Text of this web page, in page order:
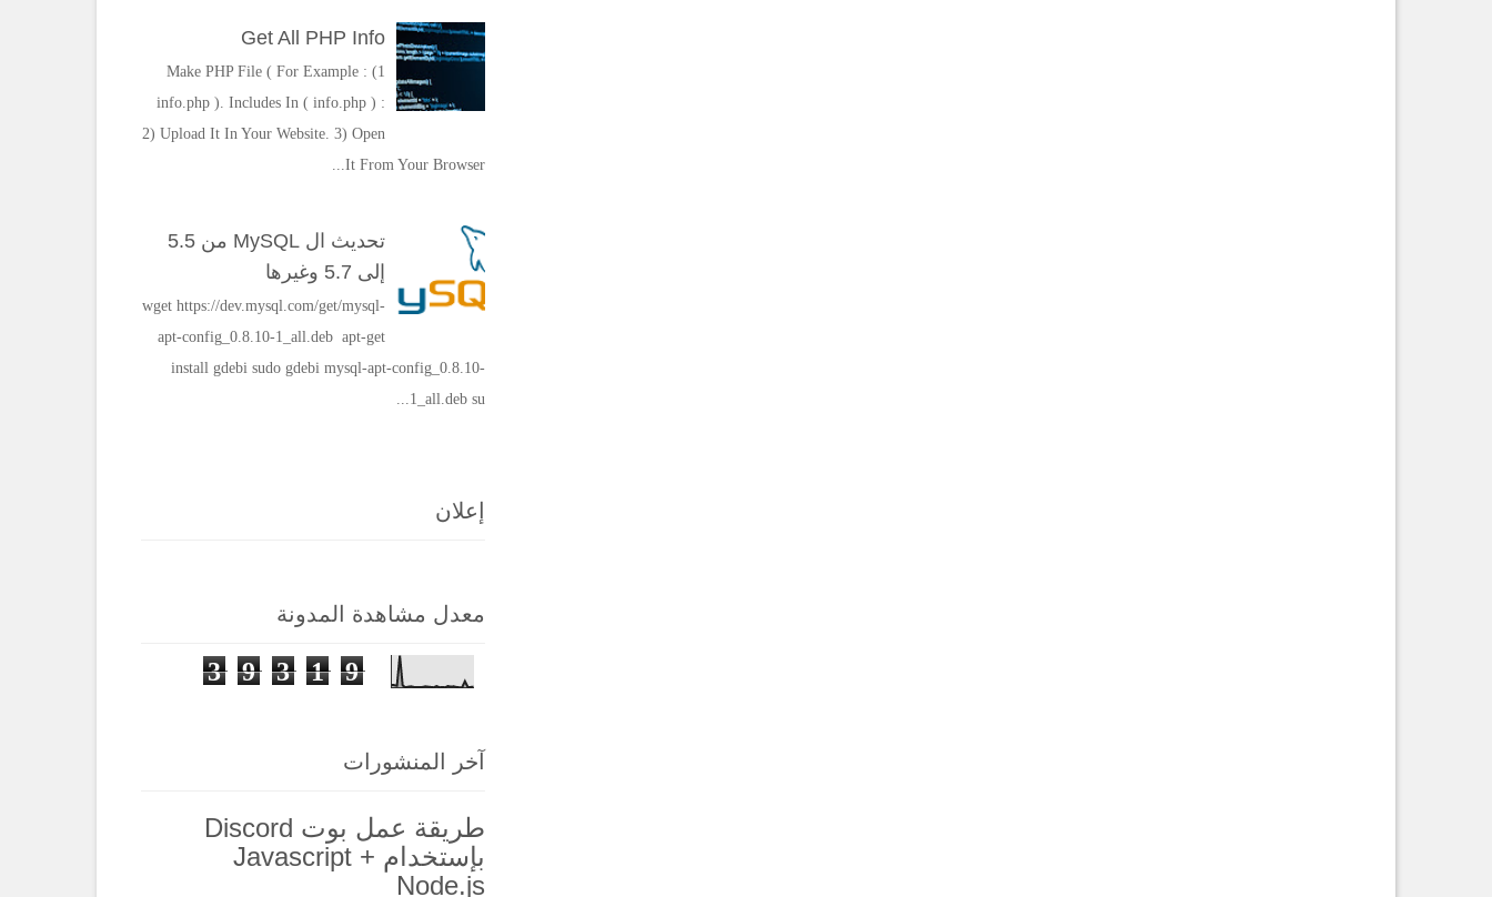
Get All PHP Info
1) Make PHP File ( For Example :
info.php ). Includes In ( info.php ) :
2) Upload It In Your Website. 3) Open
It From Your Browser...
تحديث ال MySQL من 5.5
إلى 5.7 وغيرها
wget https://dev.mysql.com/get/mysql-
apt-config_0.8.10-1_all.deb apt-get
install gdebi sudo gdebi mysql-apt-config_0.8.10-
1_all.deb su...
إعلان
معدل مشاهدة المدونة
3 9 3 1 9
آخر المنشورات
طريقة عمل بوت Discord
بإستخدام Javascript +
Node.js